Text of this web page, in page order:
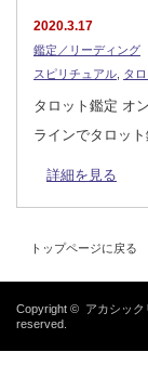
2020.3.17
鑑定／リーディング
スピリチュアル, タ
タロット鑑定 オ
ラインでタロット
詳細を見る
トップページに戻る
Copyright © アカシッ
reserved.